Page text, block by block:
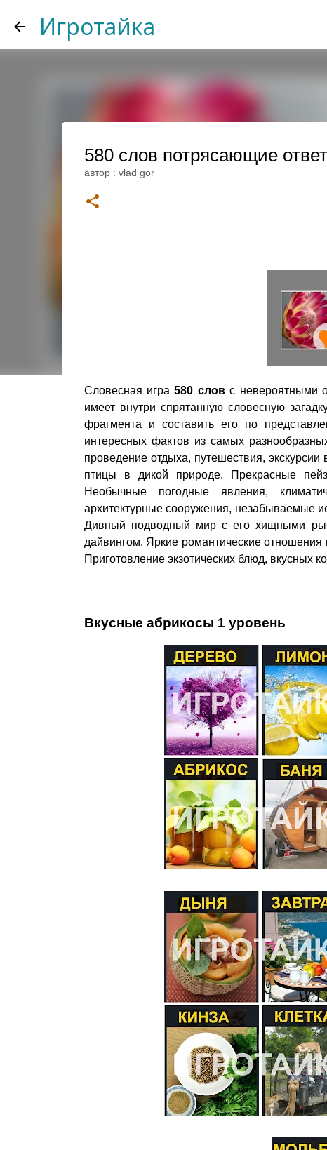
Игротайка
580 слов потрясающие
автор : vlad gor
Словесная игра580 словс невероятными
имеет внутри спрятанную словесную
фрагмента и составить его по
интересных фактов из самых
проведение отдыха, путешествия,
птицы в дикой природе. Прекрасные
Необычные погодные явления,
архитектурные сооружения, незабываемые
Дивный подводный мир с его хищными
дайвингом. Яркие романтические
Приготовление экзотических блюд, вкусных
Вкусные абрикосы 1 уровень